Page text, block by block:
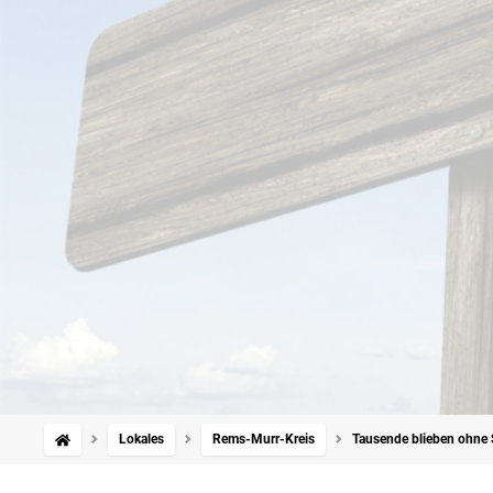
Lokales Rems-Murr-Kreis Tausende blieben